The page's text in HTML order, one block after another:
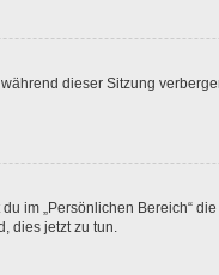
dieser Sitzung
im „Persönlichen Bereich“
dies jetzt zu tun.